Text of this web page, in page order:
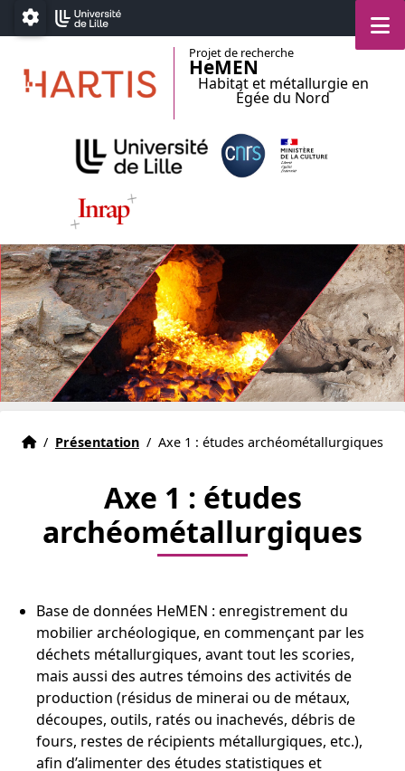
Accéder au menu principal
Accéder au contenu
Paramétrage
Projet de recherche
HeMEN
Habitat et métallurgie en
Égée du Nord
Accueil
Accueil
/ Présentation / Axe 1 : études archéométallurgiques
Axe 1 : études
archéométallurgiques
Base de données HeMEN : enregistrement du
mobilier archéologique, en commençant par les
déchets métallurgiques, avant tout les scories,
mais aussi des autres témoins des activités de
production (résidus de minerai ou de métaux,
découpes, outils, ratés ou inachevés, débris de
fours, restes de récipients métallurgiques, etc.),
afin d’alimenter des études statistiques et